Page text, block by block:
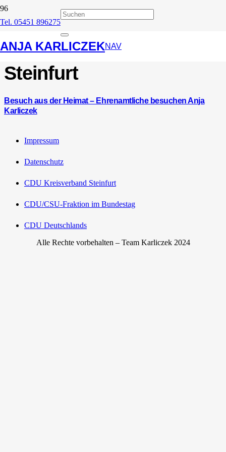
Tel. 05451 896275
ANJA KARLICZEKNAV
Verband der
Feuerwehren im Kreis
Steinfurt
Besuch aus der Heimat – Ehrenamtliche besuchen Anja
Karliczek
Impressum
Datenschutz
CDU Kreisverband Steinfurt
CDU/CSU-Fraktion im Bundestag
CDU Deutschlands
Alle Rechte vorbehalten – Team Karliczek 2024